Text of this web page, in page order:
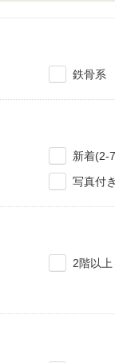
鉄骨系
新着(2-
写真付
2階以上